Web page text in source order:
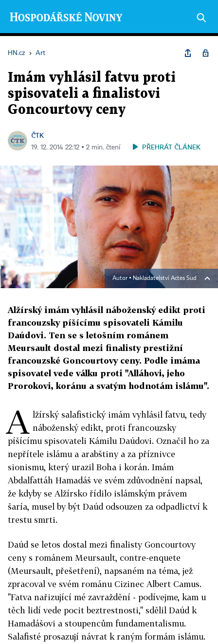
HN.cz › Art
Imám vyhlásil fatvu proti
spisovateli a finalistovi
Goncourtovy ceny
ČTK
19. 12. 2014 22:12 ▪ 2 min. čtení PŘEHRÁT ČLÁNEK
Autor ▪ Nakladatelství Actes Sud
Alžírský imám vyhlásil náboženský edikt proti
francouzsky píšícímu spisovateli Kámilu
Daúdovi. Ten se s letošním románem
Meursault dostal mezi finalisty prestižní
francouzské Goncourtovy ceny. Podle imáma
spisovatel vede válku proti "Alláhovi, jeho
Prorokovi, koránu a svatým hodnotám islámu".
A lžírský salafistický imám vyhlásil fatvu, tedy
náboženský edikt, proti francouzsky
píšícímu spisovateli Kámilu Daúdovi. Označil ho za
nepřítele islámu a arabštiny a za příznivce
sionismu, který urazil Boha i korán. Imám
Abdalfattáh Hamadáš ve svém zdůvodnění napsal,
že kdyby se Alžírsko řídilo islámským právem
šaría, musel by být Daúd odsouzen za odpadlictví k
trestu smrti.
Daúd se letos dostal mezi finalisty Goncourtovy
ceny s románem Meursault, contre-enquete
(Meursault, přešetření), napsaném na téma, jež
zpracoval ve svém románu Cizinec Albert Camus.
"Fatva nařizující mé zavraždění - podívejme, kam u
těch lidí vede pocit beztrestnosti," sdělil Daúd k
Hamadášovi a stoupencům fundamentalismu.
Salafisté prosazují návrat k raným formám islámu.